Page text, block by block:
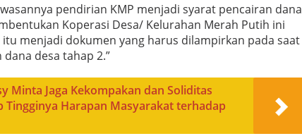
pendirian KMP menjadi syarat pencairan dana
Koperasi Desa/ Kelurahan Merah Putih ini
menjadi dokumen yang harus dilampirkan pada saat
desa tahap 2.”
Minta Jaga Kekompakan dan Soliditas
Tingginya Harapan Masyarakat terhadap